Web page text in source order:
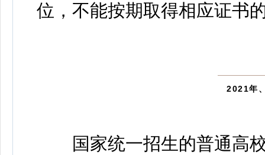
位，不能按期取得相应证书
2021年
国家统一招生的普通高校